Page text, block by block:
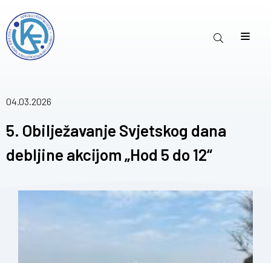
04.03.2026
5. Obilježavanje Svjetskog dana
debljine akcijom „Hod 5 do 12“